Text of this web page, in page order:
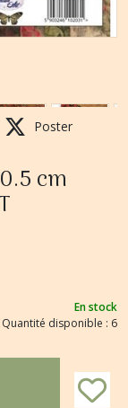
Poster
cm
En stock
Quantité disponible : 6